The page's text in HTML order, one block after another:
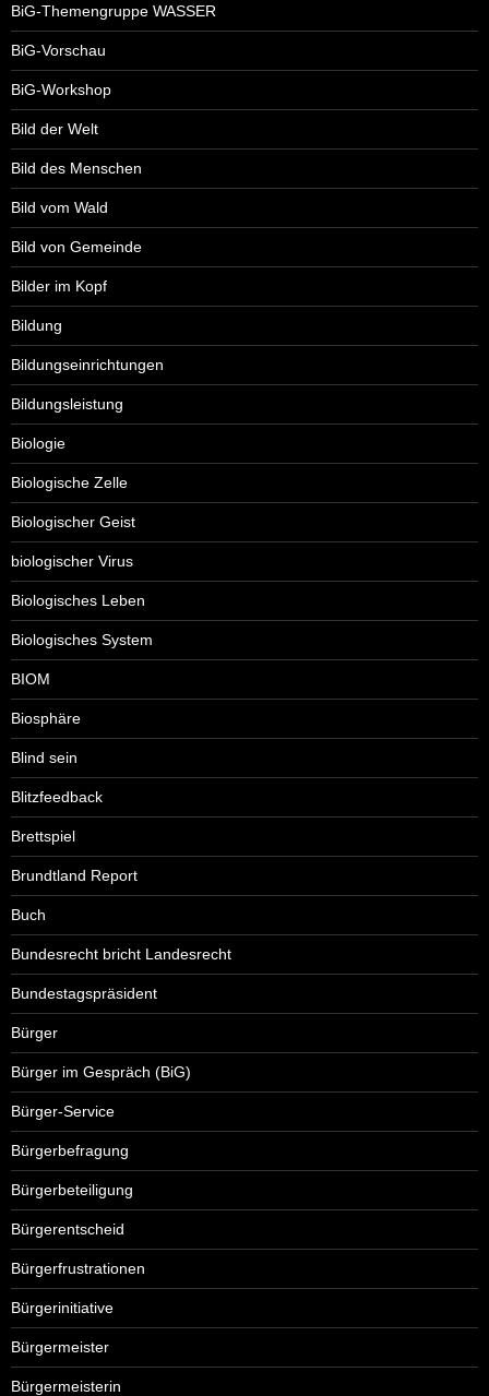
BiG-Themengruppe WASSER
BiG-Vorschau
BiG-Workshop
Bild der Welt
Bild des Menschen
Bild vom Wald
Bild von Gemeinde
Bilder im Kopf
Bildung
Bildungseinrichtungen
Bildungsleistung
Biologie
Biologische Zelle
Biologischer Geist
biologischer Virus
Biologisches Leben
Biologisches System
BIOM
Biosphäre
Blind sein
Blitzfeedback
Brettspiel
Brundtland Report
Buch
Bundesrecht bricht Landesrecht
Bundestagspräsident
Bürger
Bürger im Gespräch (BiG)
Bürger-Service
Bürgerbefragung
Bürgerbeteiligung
Bürgerentscheid
Bürgerfrustrationen
Bürgerinitiative
Bürgermeister
Bürgermeisterin